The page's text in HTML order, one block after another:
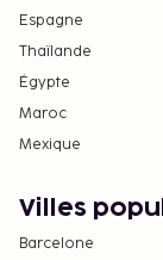
Espagne
Thaïlande
Égypte
Maroc
Mexique
Villes
Barcelone